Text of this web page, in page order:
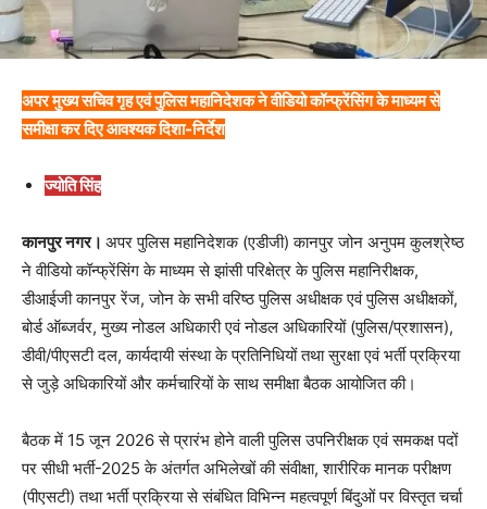
अपर मुख्य सचिव गृह एवं पुलिस महानिदेशक ने वीडियो कॉन्फ्रेंसिंग के माध्यम से
समीक्षा कर दिए आवश्यक दिशा-निर्देश
ज्योति सिंह
कानपुर नगर। अपर पुलिस महानिदेशक (एडीजी) कानपुर जोन अनुपम कुलश्रेष्ठ
ने वीडियो कॉन्फ्रेंसिंग के माध्यम से झांसी परिक्षेत्र के पुलिस महानिरीक्षक,
डीआईजी कानपुर रेंज, जोन के सभी वरिष्ठ पुलिस अधीक्षक एवं पुलिस अधीक्षकों,
बोर्ड ऑब्जर्वर, मुख्य नोडल अधिकारी एवं नोडल अधिकारियों (पुलिस/प्रशासन),
डीवी/पीएसटी दल, कार्यदायी संस्था के प्रतिनिधियों तथा सुरक्षा एवं भर्ती प्रक्रिया
से जुड़े अधिकारियों और कर्मचारियों के साथ समीक्षा बैठक आयोजित की।
बैठक में 15 जून 2026 से प्रारंभ होने वाली पुलिस उपनिरीक्षक एवं समकक्ष पदों
पर सीधी भर्ती-2025 के अंतर्गत अभिलेखों की संवीक्षा, शारीरिक मानक परीक्षण
(पीएसटी) तथा भर्ती प्रक्रिया से संबंधित विभिन्न महत्वपूर्ण बिंदुओं पर विस्तृत चर्चा